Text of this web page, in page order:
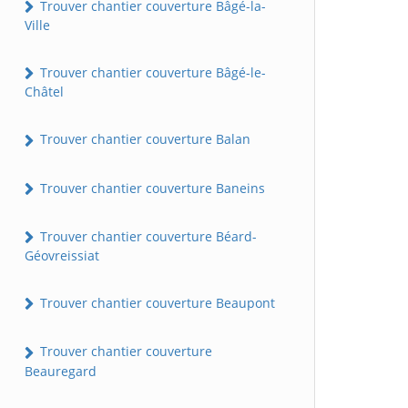
Trouver chantier couverture Bâgé-la-
Ville
Trouver chantier couverture Bâgé-le-
Châtel
Trouver chantier couverture Balan
Trouver chantier couverture Baneins
Trouver chantier couverture Béard-
Géovreissiat
Trouver chantier couverture Beaupont
Trouver chantier couverture
Beauregard